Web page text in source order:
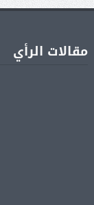
مقالات الرأي